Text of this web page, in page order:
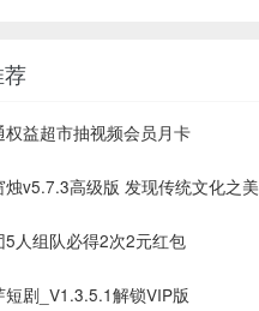
益超市抽视频会员月卡
v5.7.3高级版 发现传统文化之美
人组队必得2次2元红包
剧_V1.3.5.1解锁VIP版